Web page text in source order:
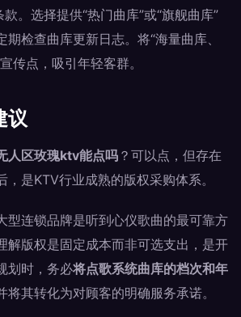
。选择提供“热门曲库”或“旗舰曲库”
检查曲库更新日志。将“海量曲库、
传点，吸引年轻客群。
议
人区玫瑰ktv能点吗 ？可以点，但存在
是KTV行业成熟的版权采购体系。
型连锁品牌是听到心仪歌曲的最可靠方
解版权是固定成本而非可选支出，是开
划时，务必将点歌系统曲库的档次和年
将其转化为对顾客的明确服务承诺。